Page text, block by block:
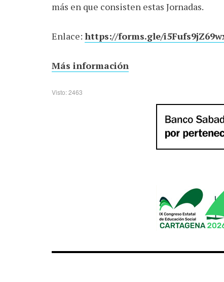
más en que consisten estas Jornadas.
Enlace: https://forms.gle/
Más información
Visto: 2463